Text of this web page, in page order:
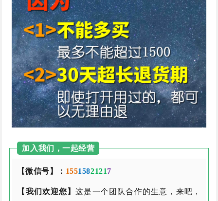
加入我们，一起经营
【微信号】： 15515821217
【我们欢迎您】这是一个团队合作的生意，来吧，